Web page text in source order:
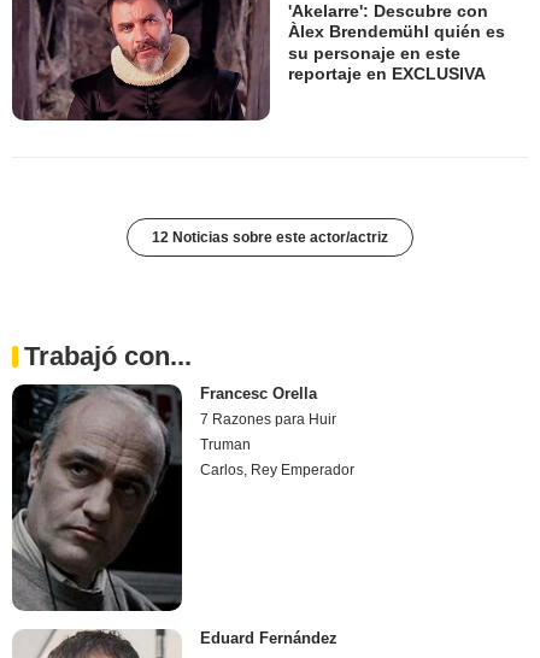
'Akelarre': Descubre con
Àlex Brendemühl quién es
su personaje en este
reportaje en EXCLUSIVA
12 Noticias sobre este actor/actriz
Trabajó con...
Francesc Orella
7 Razones para Huir
Truman
Carlos, Rey Emperador
Eduard Fernández